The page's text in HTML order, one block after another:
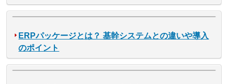
ERPパッケージとは？ 基幹システムとの違いや導入
のポイント